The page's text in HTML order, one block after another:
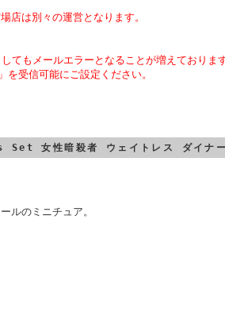
店は別々の運営となります。
てもメールエラーとなることが増えております
受信可能にご設定ください。
Set 女性暗殺者 ウェイトレス ダイナ
ルのミニチュア。